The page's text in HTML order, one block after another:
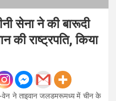
सेना ने की बारूदी
की राष्‍ट्रपति, किया
वेन ने ताइवान जलडमरूमध्य में चीन के